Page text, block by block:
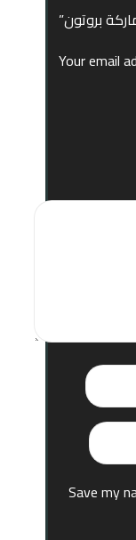
Your email
Save my